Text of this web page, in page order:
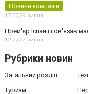
Новини компаній
17:00,29 липня
Прем'єр Іспанії пов'язав
12:22,27 липня
Рубрики новин
Загальний розділ
Туризм